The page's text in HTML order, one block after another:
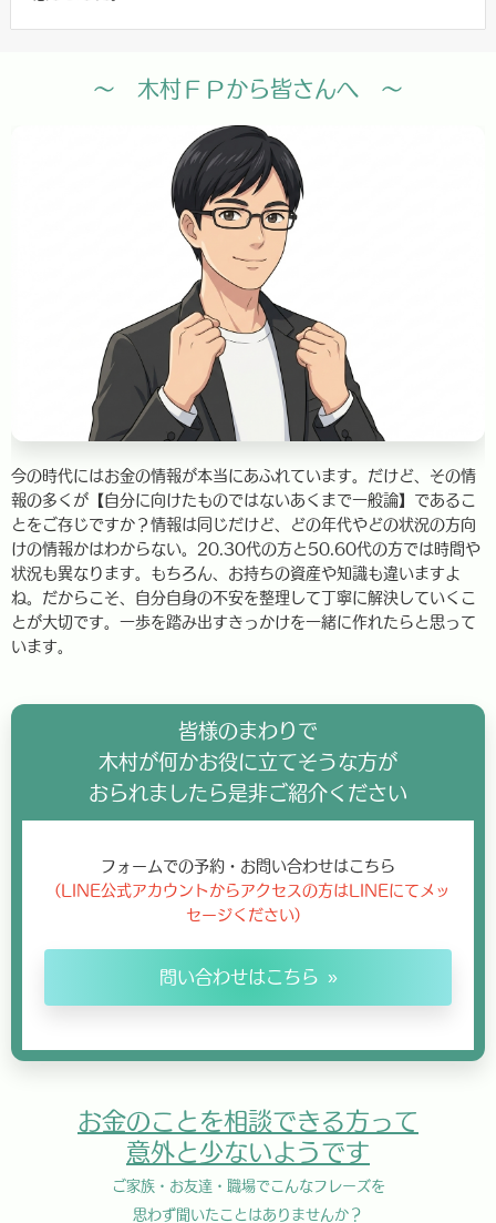
～ 木村ＦＰから皆さんへ ～
今の時代にはお金の情報が本当にあふれています。だけど、その情
報の多くが【自分に向けたものではないあくまで一般論】であるこ
とをご存じですか？情報は同じだけど、どの年代やどの状況の方向
けの情報かはわからない。20.30代の方と50.60代の方では時間や
状況も異なります。もちろん、お持ちの資産や知識も違いますよ
ね。だからこそ、自分自身の不安を整理して丁寧に解決していくこ
とが大切です。一歩を踏み出すきっかけを一緒に作れたらと思って
います。
皆様のまわりで
木村が何かお役に立てそうな方が
おられましたら是非ご紹介ください
フォームでの予約・お問い合わせはこちら
（LINE公式アカウントからアクセスの方はLINEにてメッ
セージください）
問い合わせはこちら
お金のことを相談できる方って
意外と少ないようです
ご家族・お友達・職場でこんなフレーズを
思わず聞いたことはありませんか？